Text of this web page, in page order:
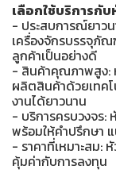
เลือกใช้บริการกั
- ประสบการณ์ยาว
เครื่องจักรบรรจุภัณ
ลูกค้าเป็นอย่างดี
- สินค้าคุณภาพสูง
ผลิตสินค้าด้วยเทค
งานได้ยาวนาน
- บริการครบวงจร:
พร้อมให้คำปรึกษา
- ราคาที่เหมาะสม:
คุ้มค่ากับการลงทุน